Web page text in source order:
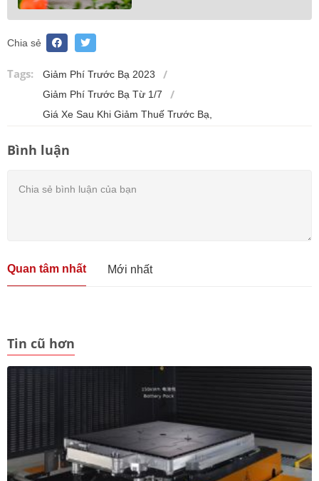
Chia sẻ
Tags:
Giảm Phí Trước Bạ 2023
Giảm Phí Trước Bạ Từ 1/7
Giá Xe Sau Khi Giảm Thuế Trước Bạ,
Bình luận
Quan tâm nhất Mới nhất
Tin cũ hơn